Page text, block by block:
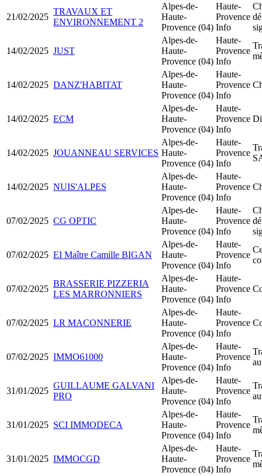
21/02/2025
TRAVAUX ET
ENVIRONNEMENT 2
Alpes-de-
Haute-
Provence (04)
Haute-
Provence
Info
14/02/2025 JUST
Alpes-de-
Haute-
Provence (04)
Haute-
Provence
Info
14/02/2025 DANZ'HABITAT
Alpes-de-
Haute-
Provence (04)
Haute-
Provence
Info
14/02/2025 ECM
Alpes-de-
Haute-
Provence (04)
Haute-
Provence
Info
14/02/2025 JOUANNEAU SERVICES
Alpes-de-
Haute-
Provence (04)
Haute-
Provence
Info
14/02/2025 NUIS'ALPES
Alpes-de-
Haute-
Provence (04)
Haute-
Provence
Info
07/02/2025 CG OPTIC
Alpes-de-
Haute-
Provence (04)
Haute-
Provence
Info
07/02/2025 EI Maître Camille BIGAN
Alpes-de-
Haute-
Provence (04)
Haute-
Provence
Info
07/02/2025
BRASSERIE PIZZERIA
LES MARRONNIERS
Alpes-de-
Haute-
Provence (04)
Haute-
Provence
Info
07/02/2025 LR MACONNERIE
Alpes-de-
Haute-
Provence (04)
Haute-
Provence
Info
07/02/2025 IMMO61000
Alpes-de-
Haute-
Provence (04)
Haute-
Provence
Info
31/01/2025
GUILLAUME GALVANI
PRO
Alpes-de-
Haute-
Provence (04)
Haute-
Provence
Info
31/01/2025 SCI IMMODECA
Alpes-de-
Haute-
Provence (04)
Haute-
Provence
Info
31/01/2025 IMMOCGD
Alpes-de-
Haute-
Provence (04)
Haute-
Provence
Info